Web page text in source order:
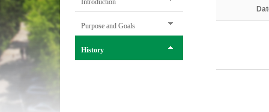
Introduction
Purpose and Goals
History